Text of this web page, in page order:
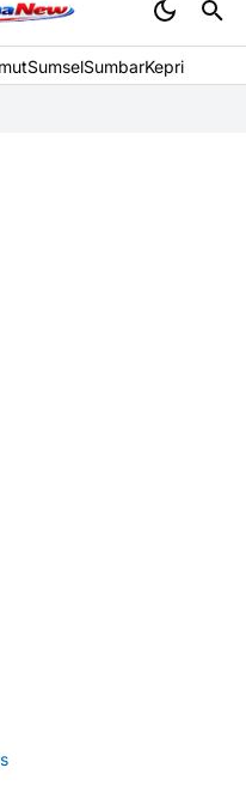
SumselSumbarKepri